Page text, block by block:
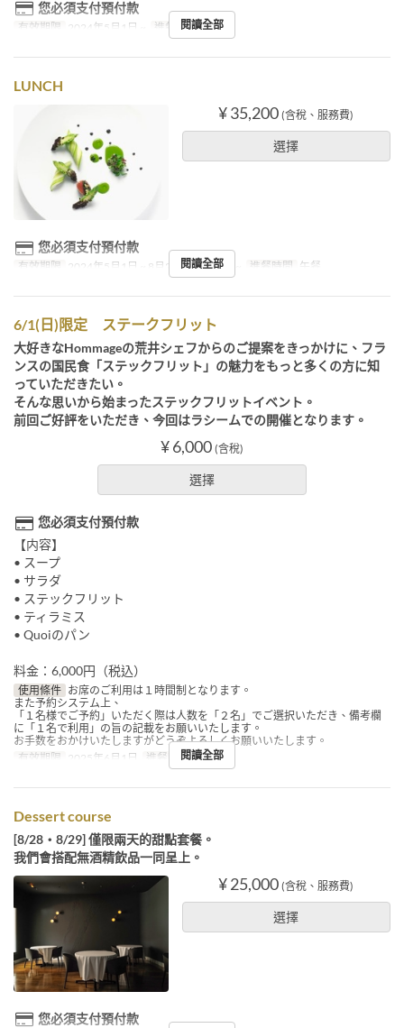
您必須支付預付款
有效期限 2024年5月1日 ~ 進餐時間 晚餐
閱讀全部
LUNCH
¥ 35,200 (含稅、服務費)
選擇
您必須支付預付款
有效期限 2024年5月1日 ~ 8月27日, 8月30日 ~ 進餐時間 午餐
閱讀全部
6/1(日)限定 ステークフリット
大好きなHommageの荒井シェフからのご提案をきっかけに、フラ
ンスの国民食「ステックフリット」の魅力をもっと多くの方に知
っていただきたい。
そんな思いから始まったステックフリットイベント。
前回ご好評をいただき、今回はラシームでの開催となります。
¥ 6,000 (含稅)
選擇
您必須支付預付款
【内容】
• スープ
• サラダ
• ステックフリット
• ティラミス
• Quoiのパン
料金：6,000円（税込）
使用條件 お席のご利用は１時間制となります。
また予約システム上、
「１名様でご予約」いただく際は人数を「２名」でご選択いただき、備考欄
に「１名で利用」の旨の記載をお願いいたします。
お手数をおかけいたしますがどうぞよろしくお願いいたします。
有效期限 2025年6月1日 進餐時間 午餐
閱讀全部
Dessert course
[8/28・8/29] 僅限兩天的甜點套餐。
我們會搭配無酒精飲品一同呈上。
¥ 25,000 (含稅、服務費)
選擇
您必須支付預付款